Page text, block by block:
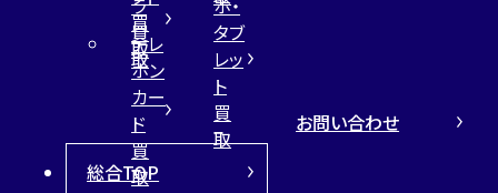
買
取
ラ
買
取
ホ・
タブ
レッ
ト
買
取
テレ
ホン
カー
ド
買
取
総合TOP
お問い合わせ